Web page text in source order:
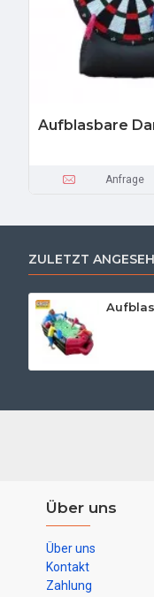
Aufblasbare
Anfrage
ZULETZT
Über uns
Über uns
Kontakt
Zahlung